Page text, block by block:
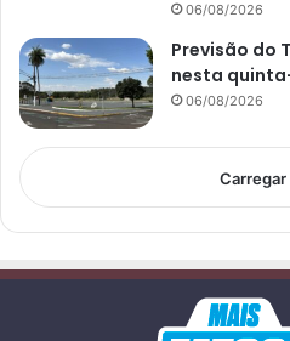
06/08/2026
Previsão do
nesta
06/08/2026
Carregar